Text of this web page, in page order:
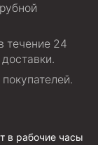
течение 24
в рабочие часы